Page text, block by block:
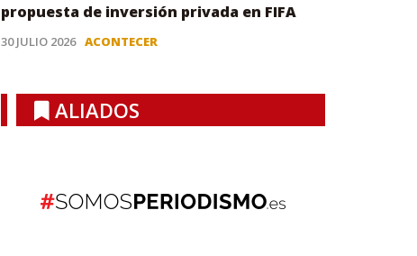
propuesta de inversión privada en FIFA
30 JULIO 2026 ACONTECER
ALIADOS